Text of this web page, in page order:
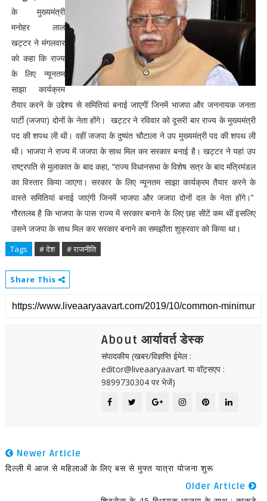
के मुख्यमंत्री
मनोहर लाल
खट्टर ने मंगलवार
को कहा कि राज्य
के लिए न्यूनतम
साझा कार्यक्रम
तैयार करने के उद्देश्य से समितियां बनाई जाएगीं जिनमें भाजपा और जननायक जनता
पार्टी (जजपा) दोनों के नेता होंगे। खट्टर ने रविवार को दूसरी बार राज्य के मुख्यमंत्री
पद की शपथ ली थी। वहीं जजपा के दुष्यंत चौटाला ने उप मुख्यमंत्री पद की शपथ ली
थी। भाजपा ने राज्य में जजपा के साथ मिल कर सरकार बनाई है। खट्टर ने यहां उप
राष्ट्रपति से मुलाकात के बाद कहा, ‘‘राज्य विधानसभा के विशेष सत्र के बाद मंत्रिमंडल
का विस्तार किया जाएगा। सरकार के लिए न्यूनतम साझा कार्यक्रम तैयार करने के
वास्ते समितियां बनाई जाएंगी जिनमें भाजपा और जजपा दोनों दल के नेता होंगे।’’
गौरतलब है कि भाजपा के पास राज्य में सरकार बनाने के लिए छह सीटें कम थीं इसलिए
उसने जजपा के साथ मिल कर सरकार बनाने का समझौता शुक्रवार को किया था।
Tags # देश # राजनीति
Share This
About आर्यावर्त डेस्क
संपादकीय (खबर/विज्ञप्ति ईमेल :
editor@liveaaryaavart या वॉट्सएप :
9899730304 पर भेजें)
Newer Article
दिल्ली में आज से महिलाओं के लिए बस से मुफ्त यात्रा योजना शुरू
Older Article